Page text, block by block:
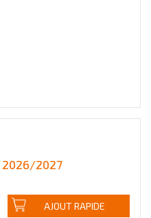
2027
AJOUT RAPIDE